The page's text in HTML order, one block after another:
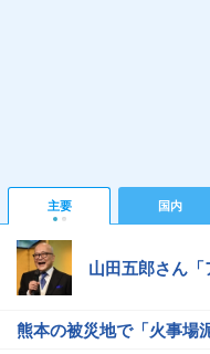
主要 国内
山田五郎さん
熊本の被災地で「火事場